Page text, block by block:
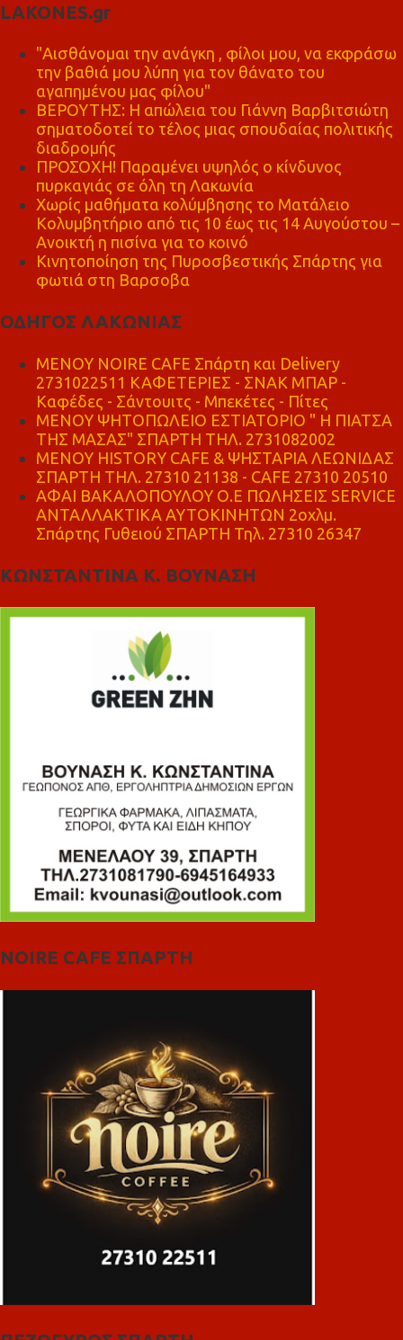
LAKONES.gr
"Αισθάνομαι την ανάγκη , φίλοι μου, να εκφράσω
την βαθιά μου λύπη για τον θάνατο του
αγαπημένου μας φίλου"
ΒΕΡΟΥΤΗΣ: Η απώλεια του Γιάννη Βαρβιτσιώτη
σηματοδοτεί το τέλος μιας σπουδαίας πολιτικής
διαδρομής
ΠΡΟΣΟΧΗ! Παραμένει υψηλός ο κίνδυνος
πυρκαγιάς σε όλη τη Λακωνία
Χωρίς μαθήματα κολύμβησης το Ματάλειο
Κολυμβητήριο από τις 10 έως τις 14 Αυγούστου –
Ανοικτή η πισίνα για το κοινό
Κινητοποίηση της Πυροσβεστικής Σπάρτης για
φωτιά στη Βαρσοβα
ΟΔΗΓΟΣ ΛΑΚΩΝΙΑΣ
MENOY NOIRE CAFE Σπάρτη και Delivery
2731022511 ΚΑΦΕΤΕΡΙΕΣ - ΣΝΑΚ ΜΠΑΡ -
Καφέδες - Σάντουιτς - Μπεκέτες - Πίτες
ΜΕΝΟΥ ΨΗΤΟΠΩΛΕΙΟ ΕΣΤΙΑΤΟΡΙΟ " Η ΠΙΑΤΣΑ
ΤΗΣ ΜΑΣΑΣ" ΣΠΑΡΤΗ ΤΗΛ. 2731082002
ΜΕΝΟΥ HISTORY CAFE & ΨΗΣΤΑΡΙΑ ΛΕΩΝΙΔΑΣ
ΣΠΑΡΤΗ ΤΗΛ. 27310 21138 - CAFE 27310 20510
ΑΦΑΙ ΒΑΚΑΛΟΠΟΥΛΟΥ Ο.Ε ΠΩΛΗΣΕΙΣ SERVICE
ΑΝΤΑΛΛΑΚΤΙΚΑ ΑΥΤΟΚΙΝΗΤΩΝ 2οχλμ.
Σπάρτης Γυθειού ΣΠΑΡΤΗ Τηλ. 27310 26347
ΚΩΝΣΤΑΝΤΙΝΑ Κ. ΒΟΥΝΑΣΗ
NOIRE CAFE ΣΠΑΡΤΗ